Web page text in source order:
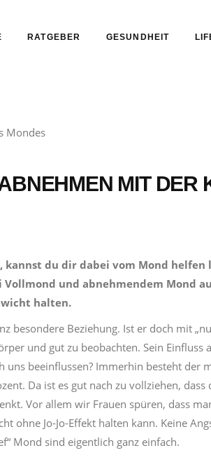
RATGEBER GESUNDHEIT
MIT DER
du dir dabei vom Mond helfen
und abnehmendem Mond
halten.
besondere Beziehung. Ist er doch mit
und gut zu beobachten. Sein Einfluss
beeinflussen? Immerhin besteht der
Da ist es gut nach zu vollziehen,
Vor allem wir Frauen spüren, dass
ohne Jo-Jo-Effekt halten kann. Keine
Mond sind eigentlich ganz einfach.